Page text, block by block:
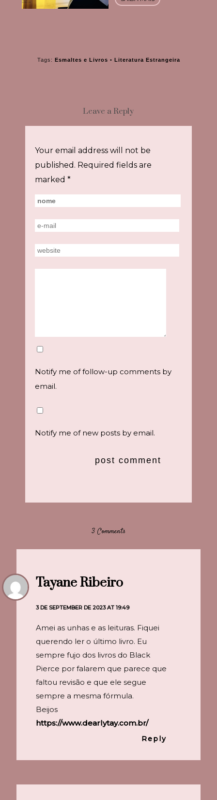
Tags: Esmaltes e Livros • Literatura Estrangeira
Leave a Reply
Your email address will not be
published. Required fields are
marked *
Notify me of follow-up comments by
email.
Notify me of new posts by email.
3 Comments
Tayane Ribeiro
3 DE SEPTEMBER DE 2023 AT 19:49
Amei as unhas e as leituras. Fiquei
querendo ler o último livro. Eu
sempre fujo dos livros do Black
Pierce por falarem que parece que
faltou revisão e que ele segue
sempre a mesma fórmula.
Beijos
https://www.dearlytay.com.br/
Reply